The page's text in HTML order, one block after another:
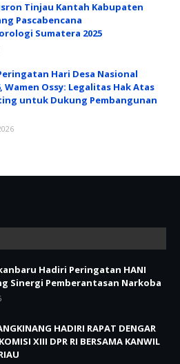
Tinjau Kantah Kabupaten
Pascabencana
Sumatera 2025
Hari Desa Nasional
Wamen Ossy: Legalitas Hak Atas
untuk Dukung Pembangunan
Hadiri Peringatan HANI
Sinergi Pemberantasan Narkoba
HADIRI RAPAT DENGAR
XIII DPR RI BERSAMA KANWIL